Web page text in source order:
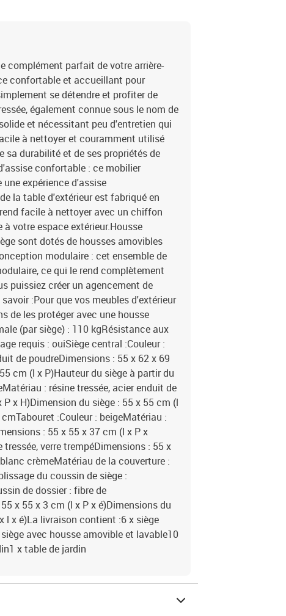
complément parfait de votre arrière-
confortable et accueillant pour
se détendre et profiter de
également connue sous le nom de
et nécessitant peu d'entretien qui
à nettoyer et couramment utilisé
sa durabilité et de ses propriétés de
confortable : ce mobilier
expérience d'assise
la table d'extérieur est fabriqué en
facile à nettoyer avec un chiffon
votre espace extérieur.Housse
sont dotés de housses amovibles
modulaire : cet ensemble de
ce qui le rend complètement
puissiez créer un agencement de
:Pour que vos meubles d'extérieur
de les protéger avec une housse
(par siège) : 110 kgRésistance aux
requis : ouiSiège central :Couleur :
de poudreDimensions : 55 x 62 x 69
cm (l x P)Hauteur du siège à partir du
: résine tressée, acier enduit de
x H)Dimension du siège : 55 x 55 cm (l
:Couleur : beigeMatériau :
: 55 x 55 x 37 cm (l x P x
verre trempéDimensions : 55 x
crèmeMatériau de la couverture :
du coussin de siège :
de dossier : fibre de
x 55 x 3 cm (l x P x é)Dimensions du
l x é)La livraison contient :6 x siège
avec housse amovible et lavable10
x table de jardin